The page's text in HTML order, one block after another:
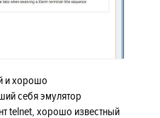
и хорошо
себя эмулятор
telnet, хорошо известный